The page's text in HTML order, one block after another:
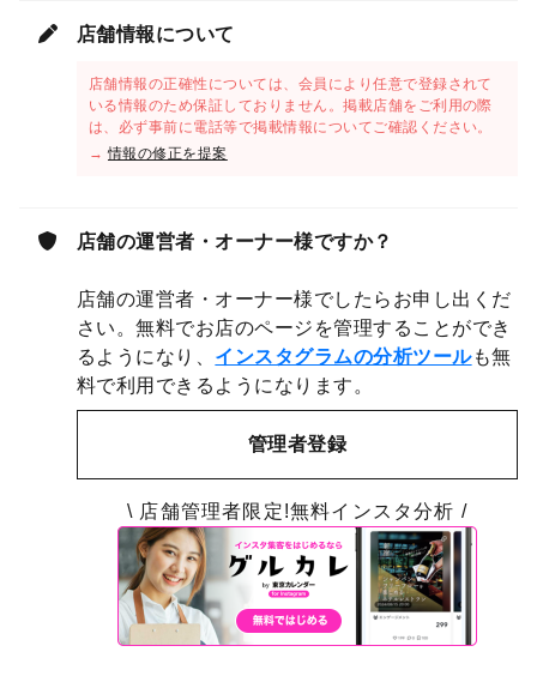
店舗情報について
店舗情報の正確性については、会員により任意で登録されて
いる情報のため保証しておりません。掲載店舗をご利用の際
は、必ず事前に電話等で掲載情報についてご確認ください。
→情報の修正を提案
店舗の運営者・オーナー様ですか？
店舗の運営者・オーナー様でしたらお申し出くだ
さい。無料でお店のページを管理することができ
るようになり、 インスタグラムの分析ツールも無
料で利用できるようになります。
管理者登録
\ 店舗管理者限定!無料インスタ分析 /